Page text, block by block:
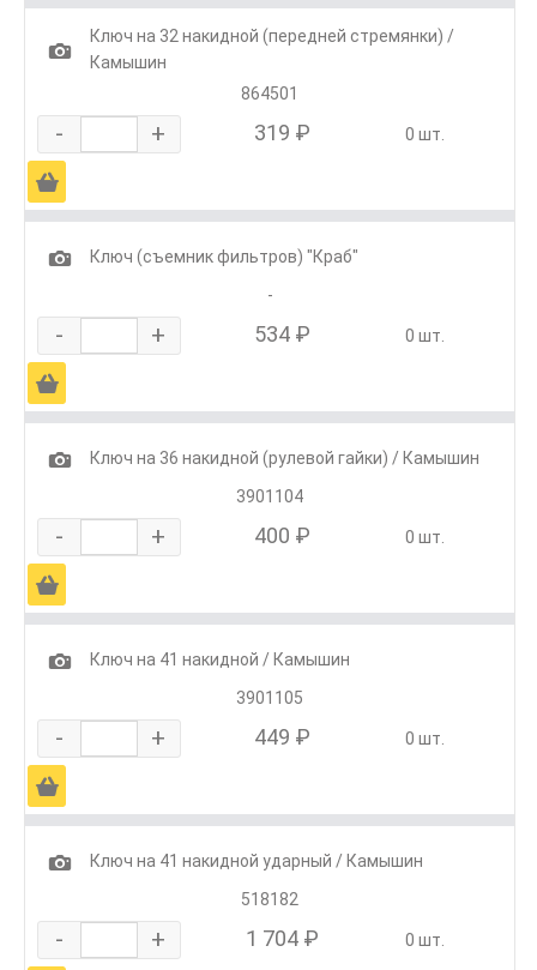
1
Ключ на 32 накидной (передней стремянки) /
Камышин
864501
- + 319 ₽ 0 шт.
Ä
1
Ключ (съемник фильтров) "Краб"
-
- + 534 ₽ 0 шт.
Ä
1
Ключ на 36 накидной (рулевой гайки) / Камышин
3901104
- + 400 ₽ 0 шт.
Ä
1
Ключ на 41 накидной / Камышин
3901105
- + 449 ₽ 0 шт.
Ä
1
Ключ на 41 накидной ударный / Камышин
518182
- + 1 704 ₽ 0 шт.